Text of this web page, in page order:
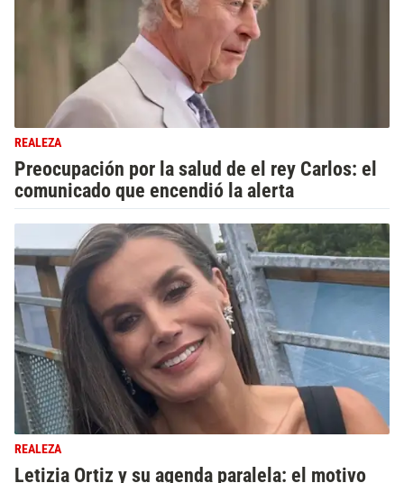
REALEZA
Preocupación por la salud de el rey Carlos: el
comunicado que encendió la alerta
REALEZA
Letizia Ortiz y su agenda paralela: el motivo